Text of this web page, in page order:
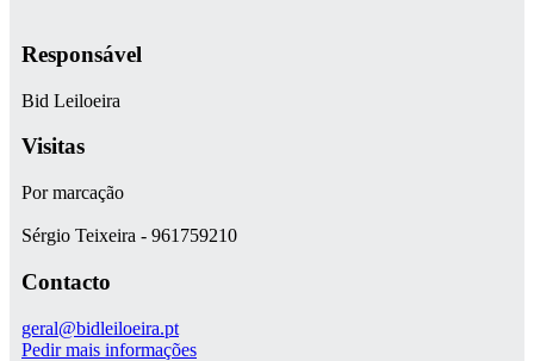
Responsável
Bid Leiloeira
Visitas
Por marcação
Sérgio Teixeira - 961759210
Contacto
geral@bidleiloeira.pt
Pedir mais informações